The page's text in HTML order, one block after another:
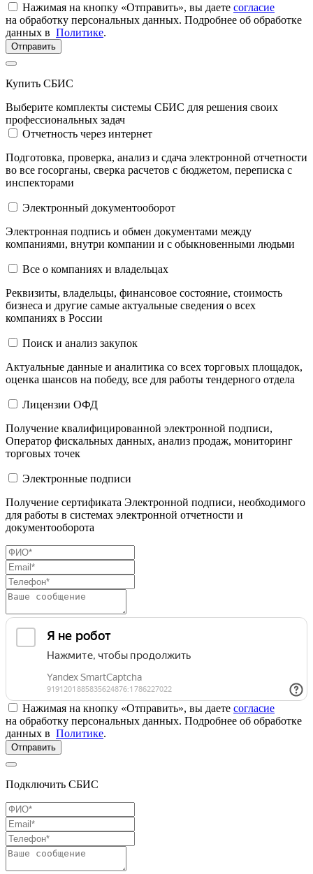
Нажимая на кнопку «Отправить», вы даете согласие
на обработку персональных данных. Подробнее об обработке
данных в Политике.
Отправить
Купить СБИС
Выберите комплекты системы СБИС для решения своих
профессиональных задач
Отчетность через интернет
Подготовка, проверка, анализ и сдача электронной отчетности
во все госорганы, сверка расчетов с бюджетом, переписка с
инспекторами
Электронный документооборот
Электронная подпись и обмен документами между
компаниями, внутри компании и c обыкновенными людьми
Все о компаниях и владельцах
Реквизиты, владельцы, финансовое состояние, стоимость
бизнеса и другие самые актуальные сведения о всех
компаниях в России
Поиск и анализ закупок
Актуальные данные и аналитика со всех торговых площадок,
оценка шансов на победу, все для работы тендерного отдела
Лицензии ОФД
Получение квалифицированной электронной подписи,
Оператор фискальных данных, анализ продаж, мониторинг
торговых точек
Электронные подписи
Получение сертификата Электронной подписи, необходимого
для работы в системах электронной отчетности и
документооборота
Нажимая на кнопку «Отправить», вы даете согласие
на обработку персональных данных. Подробнее об обработке
данных в Политике.
Отправить
Подключить СБИС